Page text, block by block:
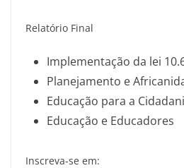
Relatório Final
Implementação da lei
Planejamento e
Educação para a
Educação e Educadores
Inscreva-se em: